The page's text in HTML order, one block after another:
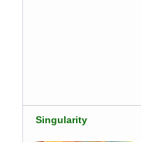
Singularity